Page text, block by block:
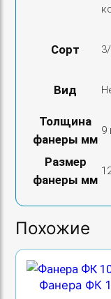
Сорт
Вид
Толщина
фанеры мм
9
Размер
фанеры мм
Похожие
Фанера ФК